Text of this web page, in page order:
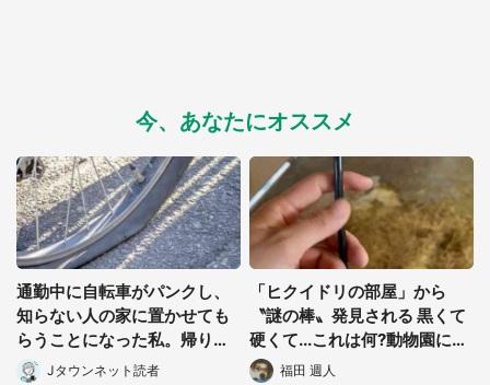
今、あなたにオススメ
通勤中に自転車がパンクし、
知らない人の家に置かせても
らうことになった私。帰りに
取りに行くと、なんと...(東京
Jタウンネット読者
「ヒクイドリの部屋」から
〝謎の棒〟発見される 黒くて
硬くて...これは何?動物園に聞
く
福田 週人